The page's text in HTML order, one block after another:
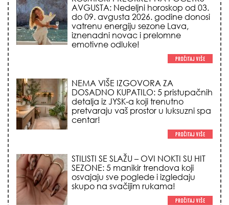
NEMA VIŠE IZGOVORA ZA
DOSADNO KUPATILO: 5 pristupačnih
detalja iz JYSK-a koji trenutno
pretvaraju vaš prostor u luksuzni spa
STILISTI SE SLAŽU – OVI NOKTI SU HIT
SEZONE: 5 manikir trendova koji
osvajaju sve poglede i izgledaju
skupo na svačijim rukama!
REDAK ASTRO FENOMEN POČINJE
7. AVGUSTA: Veliki Vazdušni Trigon
otvara kapiju sreće i menja sudbinu
za 3 znaka!